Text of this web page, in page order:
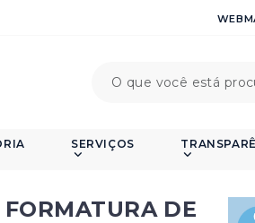
SERVIÇOS
DE